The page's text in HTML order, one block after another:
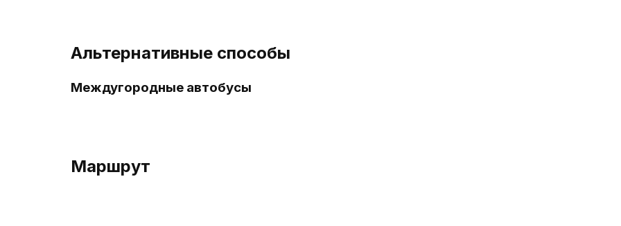
Альтернативные способы
Междугородные автобусы
Маршрут